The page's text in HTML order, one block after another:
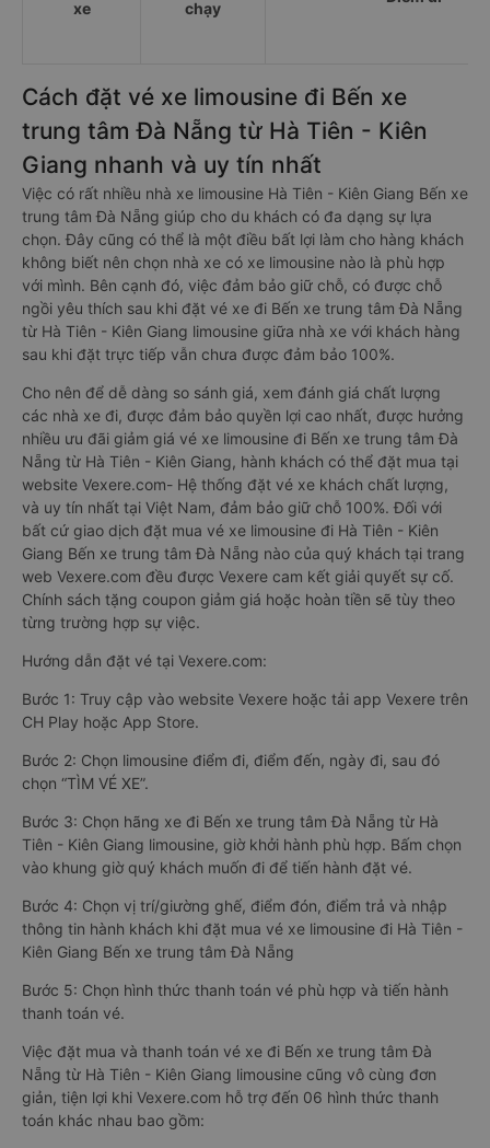
xe chạy
Cách đặt vé xe limousine đi Bến xe
trung tâm Đà Nẵng từ Hà Tiên - Kiên
Giang nhanh và uy tín nhất
Việc có rất nhiều nhà xe limousine Hà Tiên - Kiên Giang Bến xe
trung tâm Đà Nẵng giúp cho du khách có đa dạng sự lựa
chọn. Đây cũng có thể là một điều bất lợi làm cho hàng khách
không biết nên chọn nhà xe có xe limousine nào là phù hợp
với mình. Bên cạnh đó, việc đảm bảo giữ chỗ, có được chỗ
ngồi yêu thích sau khi đặt vé xe đi Bến xe trung tâm Đà Nẵng
từ Hà Tiên - Kiên Giang limousine giữa nhà xe với khách hàng
sau khi đặt trực tiếp vẫn chưa được đảm bảo 100%.
Cho nên để dễ dàng so sánh giá, xem đánh giá chất lượng
các nhà xe đi, được đảm bảo quyền lợi cao nhất, được hưởng
nhiều ưu đãi giảm giá vé xe limousine đi Bến xe trung tâm Đà
Nẵng từ Hà Tiên - Kiên Giang, hành khách có thể đặt mua tại
website Vexere.com- Hệ thống đặt vé xe khách chất lượng,
và uy tín nhất tại Việt Nam, đảm bảo giữ chỗ 100%. Đối với
bất cứ giao dịch đặt mua vé xe limousine đi Hà Tiên - Kiên
Giang Bến xe trung tâm Đà Nẵng nào của quý khách tại trang
web Vexere.com đều được Vexere cam kết giải quyết sự cố.
Chính sách tặng coupon giảm giá hoặc hoàn tiền sẽ tùy theo
từng trường hợp sự việc.
Hướng dẫn đặt vé tại Vexere.com:
Bước 1: Truy cập vào website Vexere hoặc tải app Vexere trên
CH Play hoặc App Store.
Bước 2: Chọn limousine điểm đi, điểm đến, ngày đi, sau đó
chọn “TÌM VÉ XE”.
Bước 3: Chọn hãng xe đi Bến xe trung tâm Đà Nẵng từ Hà
Tiên - Kiên Giang limousine, giờ khởi hành phù hợp. Bấm chọn
vào khung giờ quý khách muốn đi để tiến hành đặt vé.
Bước 4: Chọn vị trí/giường ghế, điểm đón, điểm trả và nhập
thông tin hành khách khi đặt mua vé xe limousine đi Hà Tiên -
Kiên Giang Bến xe trung tâm Đà Nẵng
Bước 5: Chọn hình thức thanh toán vé phù hợp và tiến hành
thanh toán vé.
Việc đặt mua và thanh toán vé xe đi Bến xe trung tâm Đà
Nẵng từ Hà Tiên - Kiên Giang limousine cũng vô cùng đơn
giản, tiện lợi khi Vexere.com hỗ trợ đến 06 hình thức thanh
toán khác nhau bao gồm: